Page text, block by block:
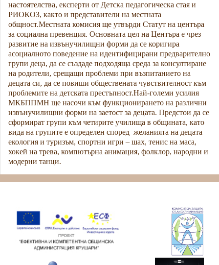
настоятелства, експерти от Детска педагогическа стая и
РИОКОЗ, както и представители на местната
общност.Местната комисия ще утвърди Статут на центъра
за социална превенция. Основната цел на Центъра е чрез
развитие на извънучилищни форми да се коригира
асоциалното поведение на идентифицирани предварително
групи деца, да се създаде подходяща среда за консултиране
на родители, срещащи проблеми при възпитанието на
децата си, да се повиши обществената чувствителност към
проблемите на детската престъпност.Най-големи усилия
МКБППМН ще насочи към функционирането на различни
извънучилищни форми на заетост за децата. Предстои да се
сформират групи към четирите училища в общината, като
вида на групите е определен според желанията на децата –
екология и туризъм, спортни игри – шах, тенис на маса,
хокей на трева, компютърна анимация, фолклор, народни и
модерни танци.